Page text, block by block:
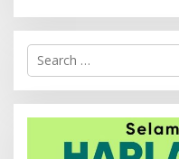
Search
for: